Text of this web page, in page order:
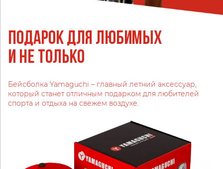
Подарок для любимых
и не только
Бейсболка Yamaguchi – главный летний аксессуар,
который станет отличным подарком для любителей
спорта и отдыха на свежем воздухе.